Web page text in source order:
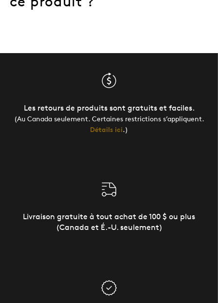
Les retours de produits sont gratuits et faciles.
(Au Canada seulement. Certaines restrictions s’appliquent.
Détails ici.)
Livraison gratuite à tout achat de 100 $ ou plus
(Canada et É.-U. seulement)